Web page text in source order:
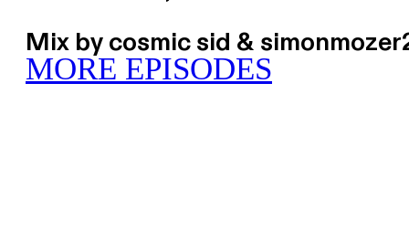
Mix by cosmic sid &
MORE EPISODES